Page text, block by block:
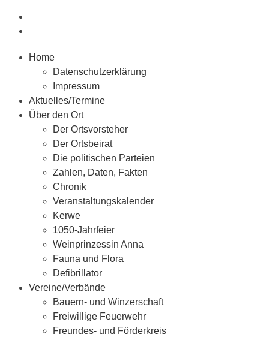
Home
Datenschutzerklärung
Impressum
Aktuelles/Termine
Über den Ort
Der Ortsvorsteher
Der Ortsbeirat
Die politischen Parteien
Zahlen, Daten, Fakten
Chronik
Veranstaltungskalender
Kerwe
1050-Jahrfeier
Weinprinzessin Anna
Fauna und Flora
Defibrillator
Vereine/Verbände
Bauern- und Winzerschaft
Freiwillige Feuerwehr
Freundes- und Förderkreis